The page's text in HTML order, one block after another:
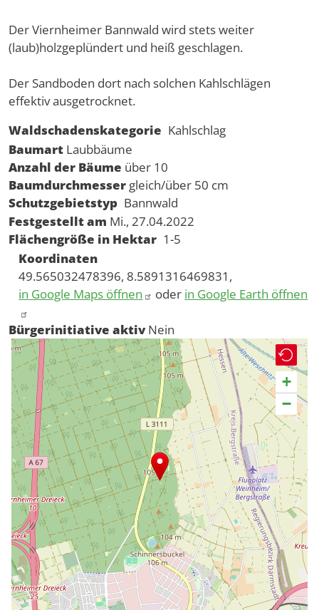
Der Viernheimer Bannwald wird stets weiter
(laub)holzgeplündert und heiß geschlagen.
Der Sandboden dort nach solchen Kahlschlägen
effektiv ausgetrocknet.
Waldschadenskategorie Kahlschlag
Baumart Laubbäume
Anzahl der Bäume über 10
Baumdurchmesser gleich/über 50 cm
Schutzgebietstyp Bannwald
Festgestellt am Mi., 27.04.2022
Flächengröße in Hektar 1-5
Koordinaten
49.565032478396, 8.5891316469831,
in Google Maps öffnen
oder in Google Earth öffnen
Bürgerinitiative aktiv Nein
+
−